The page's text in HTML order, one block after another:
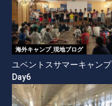
海外キャンプ_現地ブログ
ユベントスサマーキャンプ
Day6